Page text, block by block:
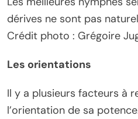
dérives ne sont pas
Crédit photo : Grégoire
Les orientations
Il y a plusieurs facteurs à
l’orientation de sa